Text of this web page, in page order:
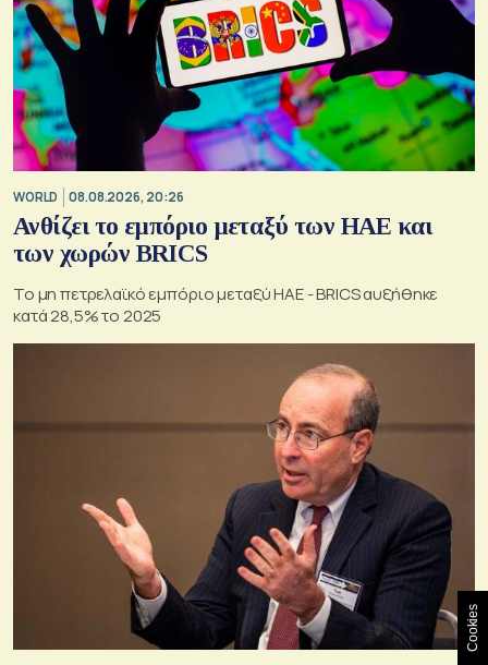
WORLD 08.08.2026, 20:26
Ανθίζει το εμπόριο μεταξύ των ΗΑΕ και
των χωρών BRICS
Το μη πετρελαϊκό εμπόριο μεταξύ ΗΑΕ - BRICS αυξήθηκε
κατά 28,5% το 2025
Cookies